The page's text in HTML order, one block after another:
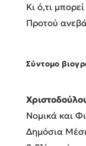
Κι ό,τι
Προτού
Σύντομο
Νομικά και
Δημόσια